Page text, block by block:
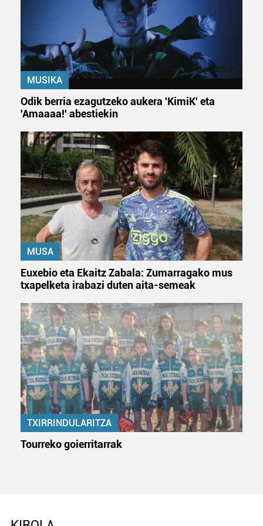
erabiltzen dituen hauta dezakezu.
Bazkide batzuek ez dizute baimenik eskatzen, eta beren
interes komertzial legitimoetan babesten dira. Ikusi gure
bazkideen zerrenda, beren ustez zein helburutarako
duten interes legitimoa eta horren aurka nola egin
dezakezun ikusteko.
buruzko informazio gehiago eta ezarri zure lehentasunak
datuen atalean. Edozein unetan alda edo ken dezakezu
zure baimena Cookieen adierazpenean.
Webgune honek cookie propioak eta hirugarrenen cookie-
fitxategiak erabiltzen ditu. Zure esperientzia eta
zerbitzuak hobetzeko asmoz, cookie teknologiaz
baliatzen gara. Ohar hau onartuz gero, teknologia hori
erabiltzeko baimen esplizitua ematen diguzu. Gehiago
MUSIKA
Odik berria ezagutzeko aukera 'KimiK' eta
'Amaaaa!' abestiekin
MUSA
Euxebio eta Ekaitz Zabala: Zumarragako mus
txapelketa irabazi duten aita-semeak
TXIRRINDULARITZA
Tourreko goierritarrak